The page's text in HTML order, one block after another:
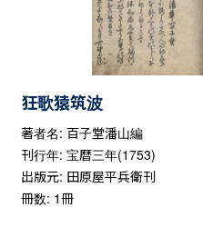
狂歌猿筑波
著者名: 百子堂潘山編
刊行年: 宝暦三年(1753)
出版元: 田原屋平兵衛刊
冊数: 1冊